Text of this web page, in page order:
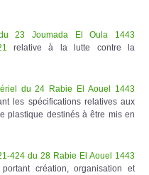
23 Joumada El Oula 1443
relative à la lutte contre la
du 24 Rabie El Aouel 1443
les spécifications relatives aux
plastique destinés à être mis en
424 du 28 Rabie El Aouel 1443
portant création, organisation et